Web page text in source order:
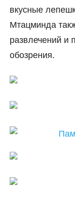
вкусные
Мтацминда
развлечений и
обозрения.